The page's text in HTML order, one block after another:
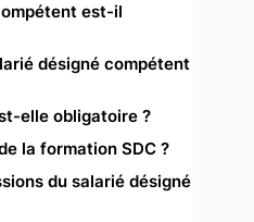
est-il
désigné compétent
elle obligatoire ?
la formation SDC ?
du salarié désigné